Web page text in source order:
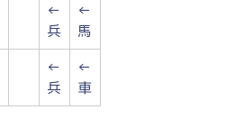
←
兵
←
馬
←
兵
←
車